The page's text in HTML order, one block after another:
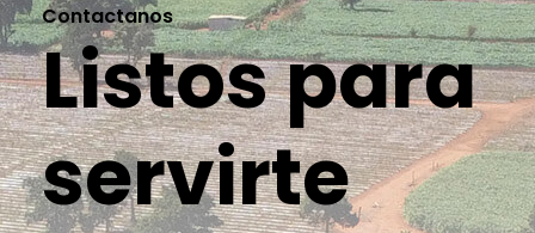
Contactanos
Listos para
servirte